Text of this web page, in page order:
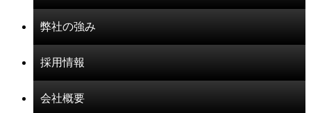
弊社の強み
採用情報
会社概要